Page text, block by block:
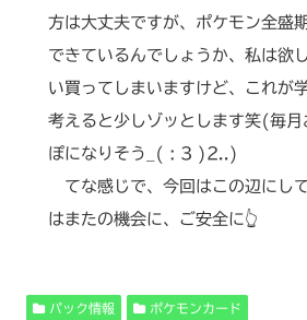
方は大丈夫ですが、ポケモン全盛
できているんでしょうか、私は欲
い買ってしまいますけど、これが
考えると少しゾッとします笑(毎月
ぽになりそう_( : 3 )2..)
てな感じで、今回はこの辺にし
はまたの機会に、ご安全に👆
パック情報 ポケモンカード